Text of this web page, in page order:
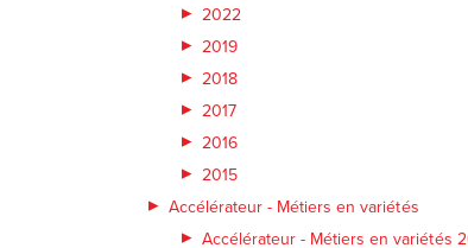
2022
2019
2018
2017
2016
2015
Accélérateur - Métiers en variétés
Accélérateur - Métiers en variétés